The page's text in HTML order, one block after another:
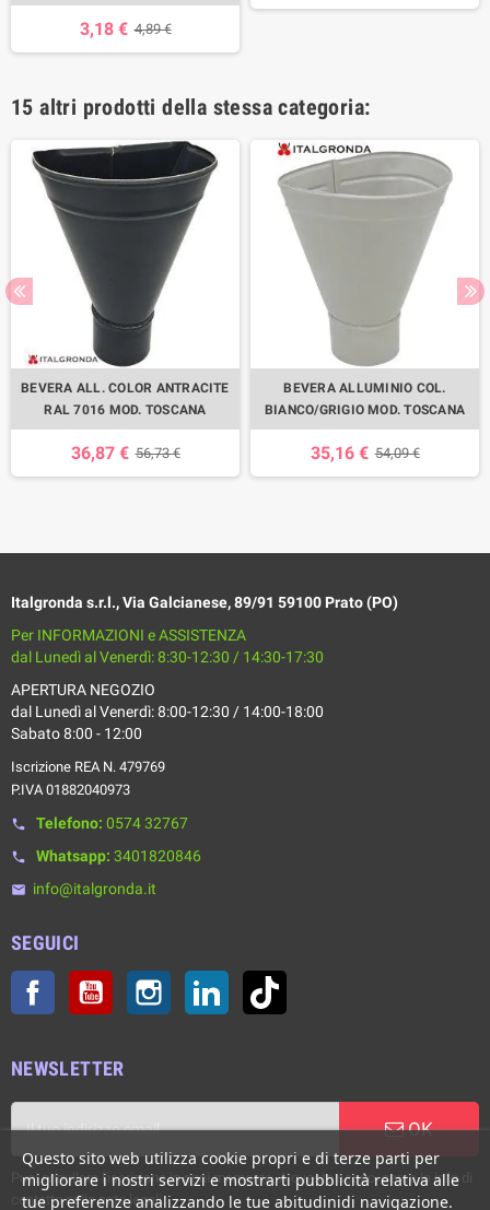
3,18 € 4,89 €
15 altri prodotti della stessa categoria:
BEVERA ALL. COLOR ANTRACITE
RAL 7016 MOD. TOSCANA
36,87 € 56,73 €
BEVERA ALLUMINIO COL.
BIANCO/GRIGIO MOD. TOSCANA
35,16 € 54,09 €
Italgronda s.r.l., Via Galcianese, 89/91 59100 Prato (PO)
Per INFORMAZIONI e ASSISTENZA
dal Lunedì al Venerdì: 8:30-12:30 / 14:30-17:30
APERTURA NEGOZIO
dal Lunedì al Venerdì: 8:00-12:30 / 14:00-18:00
Sabato 8:00 - 12:00
Iscrizione REA N. 479769
P.IVA 01882040973
phone Telefono: 0574 32767
phone Whatsapp: 3401820846
email info@italgronda.it
SEGUICI
Facebook YouTube Instagram LinkedIn
NEWSLETTER
OK
Puoi annullare l'iscrizione in ogni momento. A questo scopo, cerca le info di
contatto nelle note legali.
Questo sito web utilizza cookie propri e di terze parti per
migliorare i nostri servizi e mostrarti pubblicità relativa alle
tue preferenze analizzando le tue abitudinidi navigazione.